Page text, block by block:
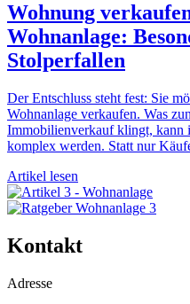
Wohnung
Wohnanlage:
Stolperfallen
Der Entschluss steht fest: Sie
Wohnanlage verkaufen. Was
Immobilienverkauf klingt, kann
komplex werden. Statt nur
Artikel lesen
Kontakt
Adresse